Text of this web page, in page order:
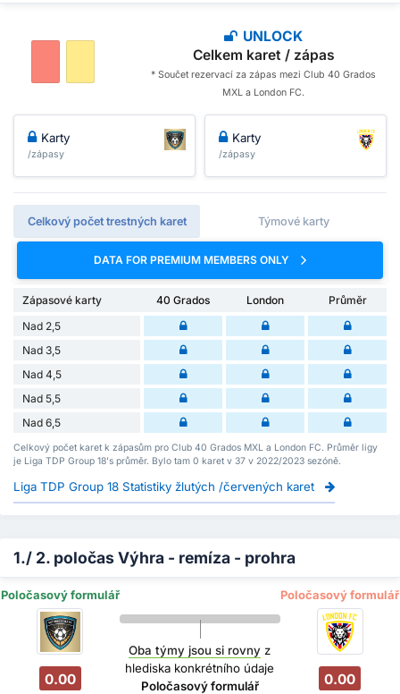
UNLOCK
Celkem karet / zápas
* Součet rezervací za zápas mezi Club 40 Grados
MXL a London FC.
Karty
/zápasy
Karty
/zápasy
Celkový počet trestných karet Týmové karty
DATA FOR PREMIUM MEMBERS ONLY
Zápasové karty 40 Grados London
Průměr
Nad 2,5
Nad 3,5
Nad 4,5
Nad 5,5
Nad 6,5
Celkový počet karet k zápasům pro Club 40 Grados MXL a London FC. Průměr ligy
je Liga TDP Group 18's průměr. Bylo tam 0 karet v 37 v 2022/2023 sezóně.
Liga TDP Group 18 Statistiky žlutých /červených karet
1./ 2. poločas Výhra - remíza - prohra
Poločasový formulář Poločasový formulář
0.00
Oba týmy jsou si rovny z
hlediska konkrétního údaje
Poločasový formulář
0.00